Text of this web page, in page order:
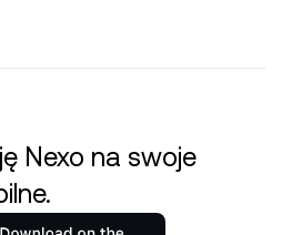
Nexo na swoje